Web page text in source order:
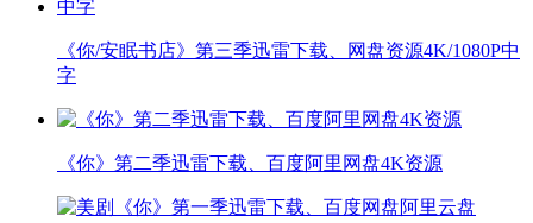
《你/安眠书店》第三季迅雷下载、网盘资源4K/1080P中
字
《你》第二季迅雷下载、百度阿里网盘4K资源